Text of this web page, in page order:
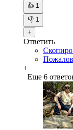
👍 1
👎 1
+
Ответить
+
Еще 6